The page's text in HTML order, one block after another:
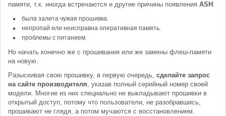
памяти, т.к. иногда встречаются и другие причины появления ASH :
была залита чужая прошивка.
непропай или неисправна оперативная память.
проблемы с питанием.
Но начать конечно же с прошивания или же замены флеш-памяти
на новую.
Разыскивая свою прошивку, в первую очередь, сделайте запрос
на сайте производителя, указав полный серийный номер своей
модели. Многие из них специально не выкладывают прошивки в
открытый доступ, потому что пользователи, не разобравшись,
прошивают не глядя, а потом мучаются с восстановлением.